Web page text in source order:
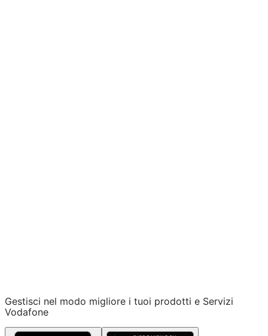
Gestisci nel modo migliore i tuoi prodotti e Servizi
Vodafone